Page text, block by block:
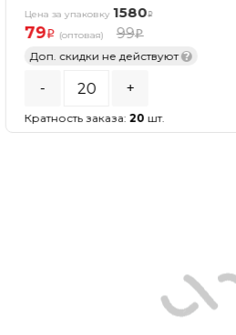
Цена за упаковку
15 (оптовая)
Со скидкой 15% —
Кратность заказа: